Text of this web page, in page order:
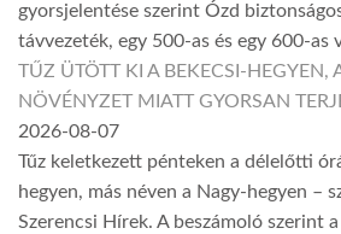
gyorsjelentése szerint Ózd
távvezeték, egy 500-as és egy 600-as
TŰZ ÜTÖTT KI A BEKECSI-HEGYEN,
NÖVÉNYZET MIATT GYORSAN
2026-08-07
Tűz keletkezett pénteken a délelőtti
hegyen, más néven a Nagy-hegyen –
Szerencsi Hírek. A beszámoló szerint